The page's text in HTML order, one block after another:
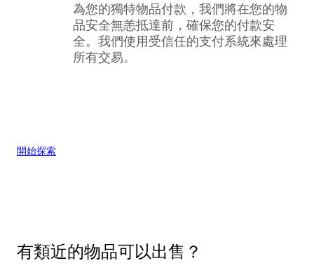
為您的獨特物品付款，我們將在您的物
品安全無恙抵達前，確保您的付款安
全。我們使用受信任的支付系統來處理
所有交易。
開始探索
有類近的物品可以出售？